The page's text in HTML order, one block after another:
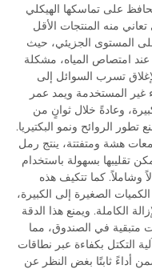
على تماسكها الهيكلي
تعاني منه المنتجات الأقل
المستوى الجزيئي، حيث
امتصاص المياه، مشكلة
تسرب السوائل إلى
غير المستخدمة ويمد عمر
وعادةً خلال ثوانٍ من
الروائح ونمو البكتيريا.
هشة ومتفتتة، ينتج رمل
تقليبها بسهولة باستخدام
وشاملاً. كما تتكيف هذه
الصغيرة إلى الكبيرة،
الكاملة. ويمنع هذا الدقة
في الصندوق، مما
التكتل بكفاءة عبر نطاقات
أداءً ثابتًا بغض النظر عن